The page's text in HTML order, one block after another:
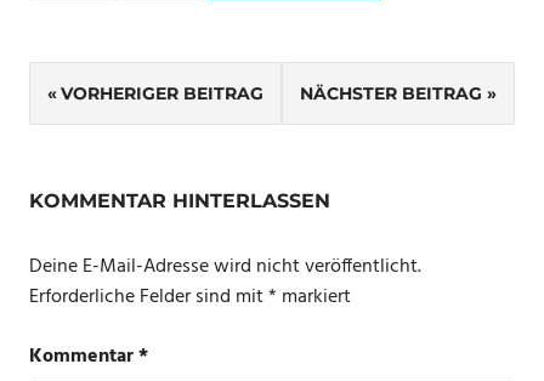
Beitragsnavigation
VORHERIGER BEITRAG NÄCHSTER BEITRAG
KOMMENTAR HINTERLASSEN
Deine E-Mail-Adresse wird nicht veröffentlicht.
Erforderliche Felder sind mit* markiert
Kommentar*